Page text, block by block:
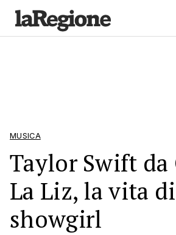
MUSICA
Taylor Swift da
La Liz, la vita
showgirl